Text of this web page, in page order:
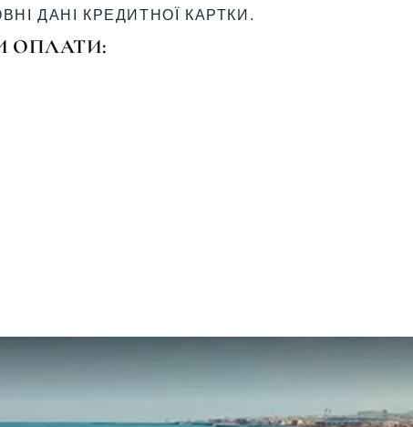
ДАНІ КРЕДИТНОЇ КАРТКИ.
ОПЛАТИ: